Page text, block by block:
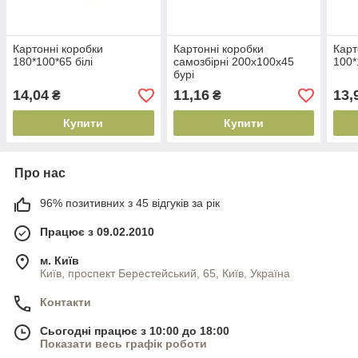
Картонні коробки
180*100*65 білі
14,04 ₴
Купити
Картонні коробки
самозбірні 200х100х45
бурі
11,16₴
Купити
Про нас
96% позитивних з 45 відгуків за рік
Працює з 09.02.2010
м. Київ
Київ, проспект Берестейський, 65, Київ, Україна
Контакти
Сьогодні працює з 10:00 до 18:00
Показати весь графік роботи